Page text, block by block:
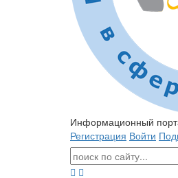
Информационный
Регистрация Войти